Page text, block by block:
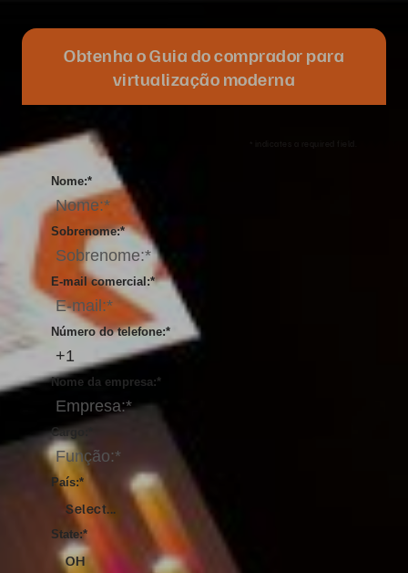
Obtenha o Guia do comprador para
virtualização moderna
*
Nome:
*
Sobrenome:
*
E-mail comercial:
*
Número do telefone:
*
Nome da empresa:
Cargo:
*
País:
Select...
*
State:
OH